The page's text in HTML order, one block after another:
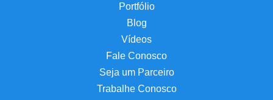
Portfólio
Blog
Vídeos
Fale Conosco
Seja um Parceiro
Trabalhe Conosco